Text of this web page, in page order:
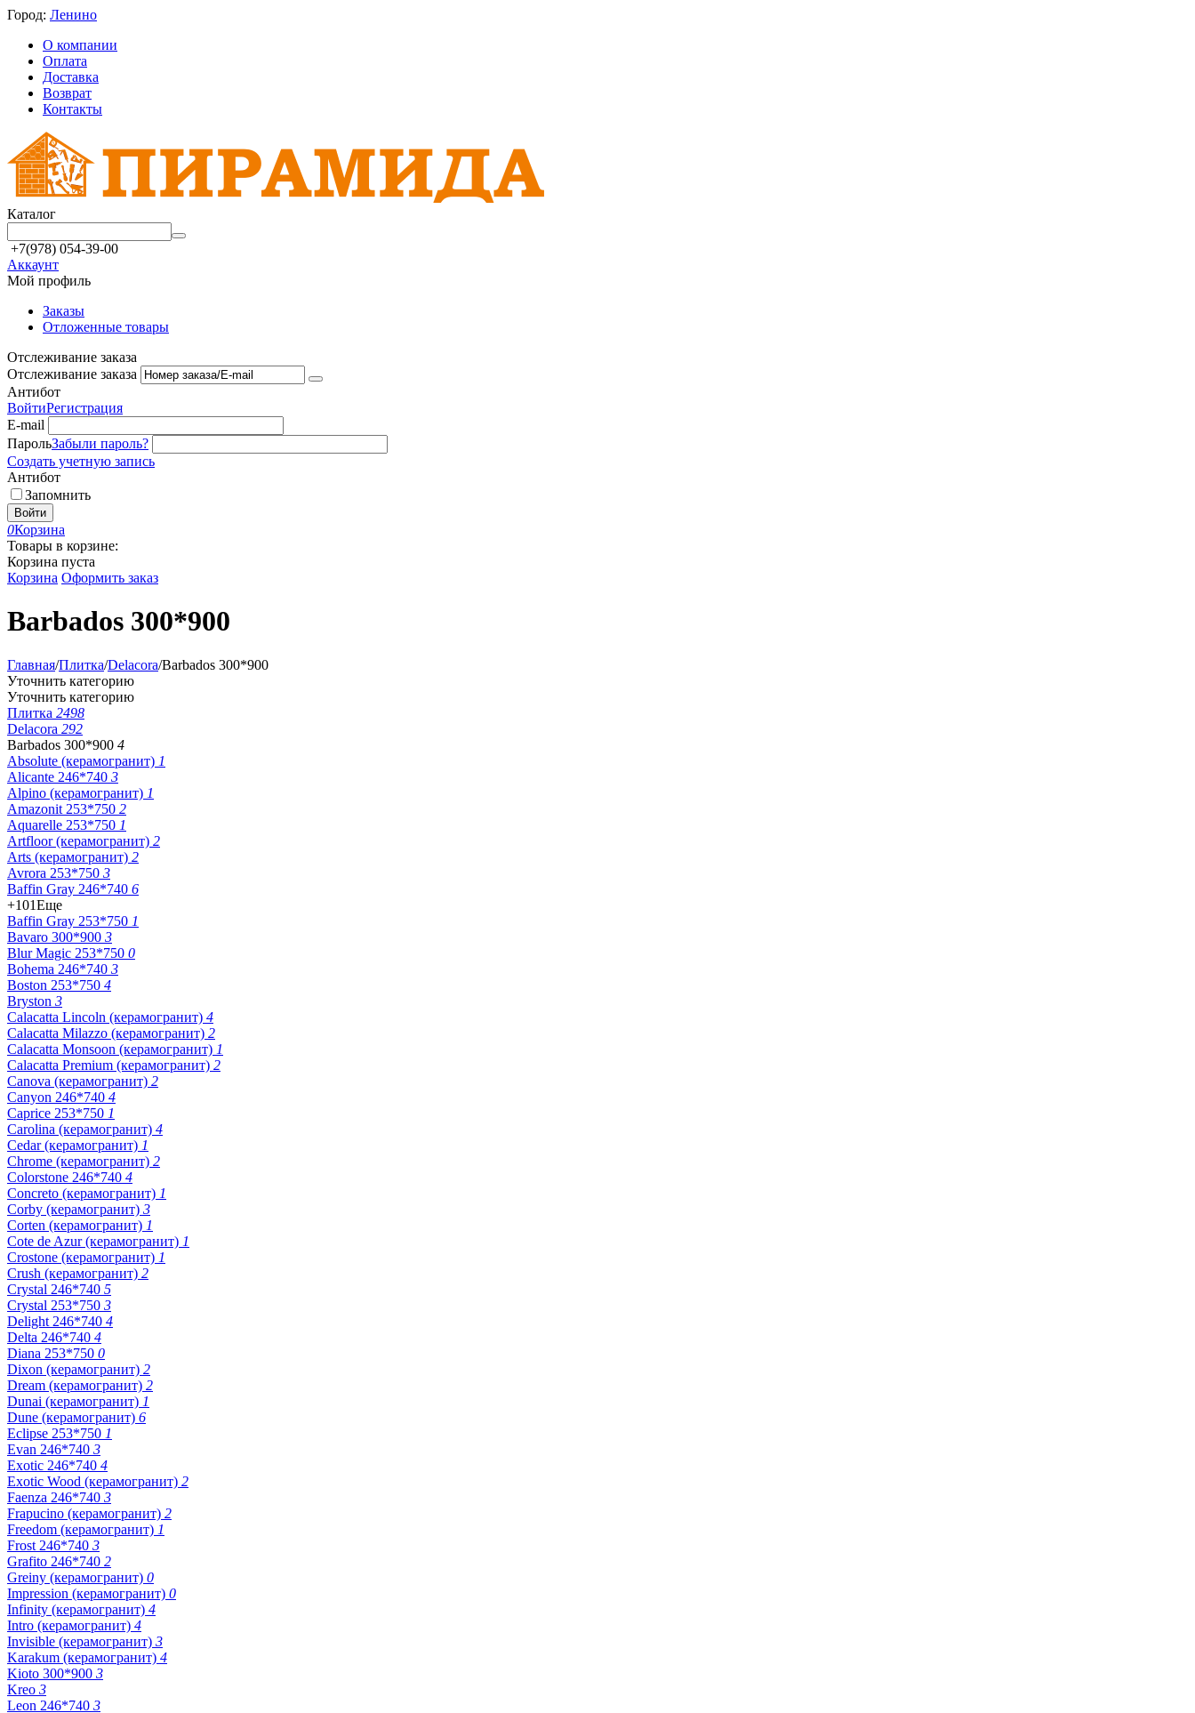
Город: Ленино
О компании
Оплата
Доставка
Возврат
Контакты
Каталог
+7(978) 054-39-00
Аккаунт
Мой профиль
Заказы
Отложенные товары
Отслеживание заказа
Отслеживание заказа
Антибот
ВойтиРегистрация
E-mail
ПарольЗабыли пароль?
Создать учетную запись
Антибот
Запомнить
Войти
0Корзина
Товары в корзине:
Корзина пуста
Корзина Оформить заказ
Barbados 300*900
Главная/Плитка/Delacora/Barbados 300*900
Уточнить категорию
Уточнить категорию
Плитка 2498
Delacora 292
Barbados 300*900 4
Absolute (керамогранит) 1
Alicante 246*740 3
Alpino (керамогранит) 1
Amazonit 253*750 2
Aquarelle 253*750 1
Artfloor (керамогранит) 2
Arts (керамогранит) 2
Avrora 253*750 3
Baffin Gray 246*740 6
+101Еще
Baffin Gray 253*750 1
Bavaro 300*900 3
Blur Magic 253*750 0
Bohema 246*740 3
Boston 253*750 4
Bryston 3
Calacatta Lincoln (керамогранит) 4
Calacatta Milazzo (керамогранит) 2
Calacatta Monsoon (керамогранит) 1
Calacatta Premium (керамогранит) 2
Canova (керамогранит) 2
Canyon 246*740 4
Caprice 253*750 1
Carolina (керамогранит) 4
Cedar (керамогранит) 1
Chrome (керамогранит) 2
Colorstone 246*740 4
Concreto (керамогранит) 1
Corby (керамогранит) 3
Corten (керамогранит) 1
Cote de Azur (керамогранит) 1
Crostone (керамогранит) 1
Crush (керамогранит) 2
Crystal 246*740 5
Crystal 253*750 3
Delight 246*740 4
Delta 246*740 4
Diana 253*750 0
Dixon (керамогранит) 2
Dream (керамогранит) 2
Dunai (керамогранит) 1
Dune (керамогранит) 6
Eclipse 253*750 1
Evan 246*740 3
Exotic 246*740 4
Exotic Wood (керамогранит) 2
Faenza 246*740 3
Frapucino (керамогранит) 2
Freedom (керамогранит) 1
Frost 246*740 3
Grafito 246*740 2
Greiny (керамогранит) 0
Impression (керамогранит) 0
Infinity (керамогранит) 4
Intro (керамогранит) 4
Invisible (керамогранит) 3
Karakum (керамогранит) 4
Kioto 300*900 3
Kreo 3
Leon 246*740 3